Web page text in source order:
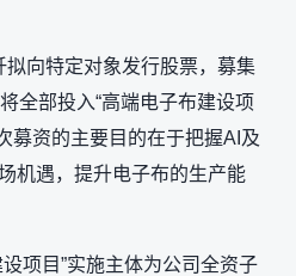
拟向特定对象发行股票，募集
全部投入“高端电子布建设项
募资的主要目的在于把握AI及
机遇，提升电子布的生产能
项目”实施主体为公司全资子